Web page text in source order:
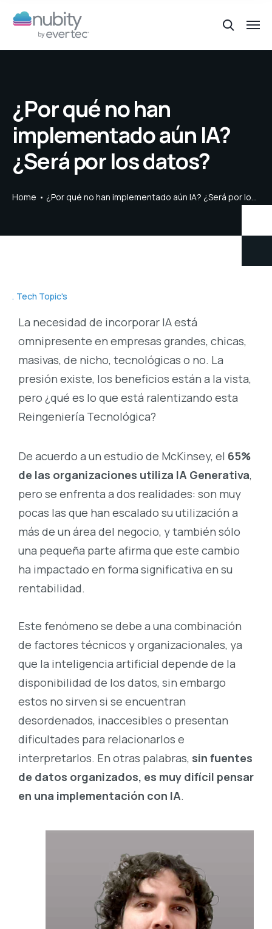
¿Por qué no han
implementado aún IA?
¿Será por los datos?
Home ¿Por qué no han implementado aún IA? ¿Será por los datos?
Tech Topic's
La necesidad de incorporar IA está
omnipresente en empresas grandes, chicas,
masivas, de nicho, tecnológicas o no. La
presión existe, los beneficios están a la vista,
pero ¿qué es lo que está ralentizando esta
Reingeniería Tecnológica?
De acuerdo a un estudio de McKinsey, el 65%
de las organizaciones utiliza IA Generativa,
pero se enfrenta a dos realidades: son muy
pocas las que han escalado su utilización a
más de un área del negocio, y también sólo
una pequeña parte afirma que este cambio
ha impactado en forma significativa en su
rentabilidad.
Este fenómeno se debe a una combinación
de factores técnicos y organizacionales, ya
que la inteligencia artificial depende de la
disponibilidad de los datos, sin embargo
estos no sirven si se encuentran
desordenados, inaccesibles o presentan
dificultades para relacionarlos e
interpretarlos. En otras palabras, sin fuentes
de datos organizados, es muy difícil pensar
en una implementación con IA.